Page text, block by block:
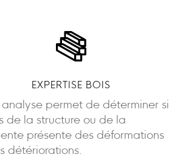
EXPERTISE BOIS
permet de déterminer si
de la structure ou de la
présente des déformations
détériorations.